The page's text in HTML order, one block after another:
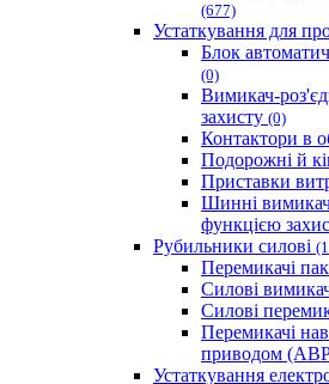
(677)
Устаткування для
Блок
(0)
Вимикач-
захисту (0)
Контактори в
Подорожні й
Приставки
Шинні
функцією
Рубильники силові
Перемикачі
Силові
Cилові
Перемикачі
приводом
Устаткування